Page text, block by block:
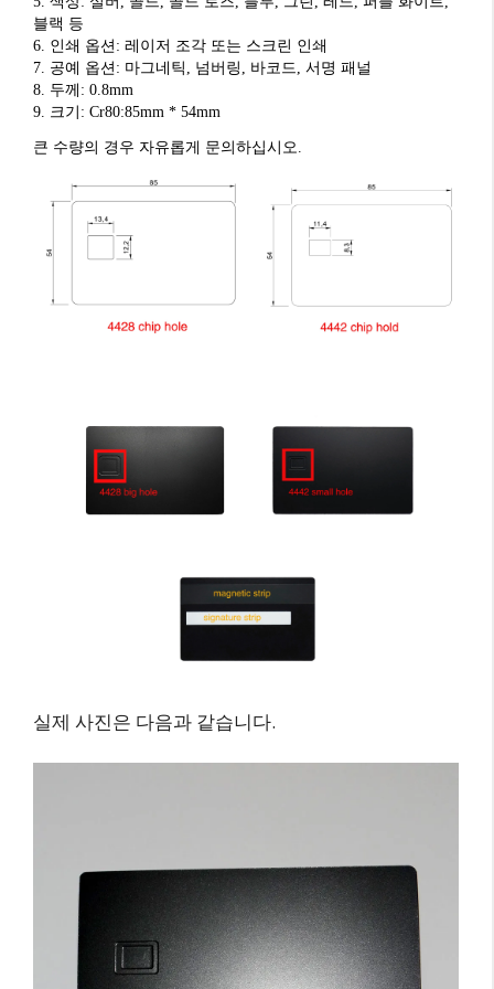
블랙 등
6. 인쇄 옵션: 레이저 조각 또는 스크린 인쇄
7. 공예 옵션: 마그네틱, 넘버링, 바코드, 서명 패널
8. 두께: 0.8mm
9. 크기: Cr80:85mm * 54mm
큰 수량의 경우 자유롭게 문의하십시오.
실제 사진은 다음과 같습니다.